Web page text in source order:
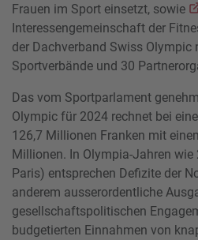
Frauen im Sport einsetzt, sowie
Interessengemeinschaft der
der Dachverband Swiss Olympic
Sportverbände und 30
Das vom Sportparlament
Olympic für 2024 rechnet bei
126,7 Millionen Franken mit
Millionen. In Olympia-Jahren
Paris) entsprechen Defizite der
anderem ausserordentliche
gesellschaftspolitischen
budgetierten Einnahmen von